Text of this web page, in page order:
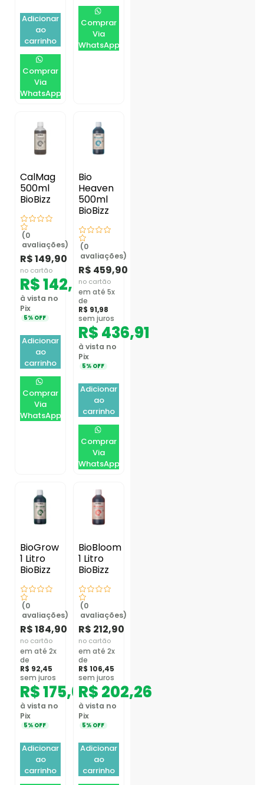
Adicionar
ao
carrinho
Comprar
Via
WhatsApp
Comprar
Via
WhatsApp
CalMag
500ml
BioBizz
(0
avaliações)
R$149,90
no cartão
R$142,41
à vista no
Pix
5% OFF
Adicionar
ao
carrinho
Comprar
Via
WhatsApp
Bio
Heaven
500ml
BioBizz
(0
avaliações)
R$ 459,90
no cartão
em até 5x
de
R$ 91,98
sem juros
R$436,91
à vista no
Pix
5% OFF
Adicionar
ao
carrinho
Comprar
Via
WhatsApp
BioGrow
1 Litro
BioBizz
(0
avaliações)
R$184,90
no cartão
em até 2x
de
R$ 92,45
sem juros
R$175,66
à vista no
Pix
5% OFF
Adicionar
ao
carrinho
BioBloom
1 Litro
BioBizz
(0
avaliações)
R$ 212,90
no cartão
em até 2x
de
R$ 106,45
sem juros
R$202,26
à vista no
Pix
5% OFF
Adicionar
ao
carrinho